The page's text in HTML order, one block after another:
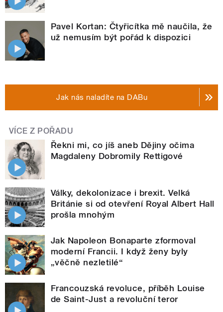
Pavel Kortan: Čtyřicítka mě naučila, že
už nemusím být pořád k dispozici
Jak nás naladíte na DABu
VÍCE Z POŘADU
Řekni mi, co jíš aneb Dějiny očima
Magdaleny Dobromily Rettigové
Války, dekolonizace i brexit. Velká
Británie si od otevření Royal Albert Hall
prošla mnohým
Jak Napoleon Bonaparte zformoval
moderní Francii. I když ženy byly
„věčně nezletilé“
Francouzská revoluce, příběh Louise
de Saint-Just a revoluční teror